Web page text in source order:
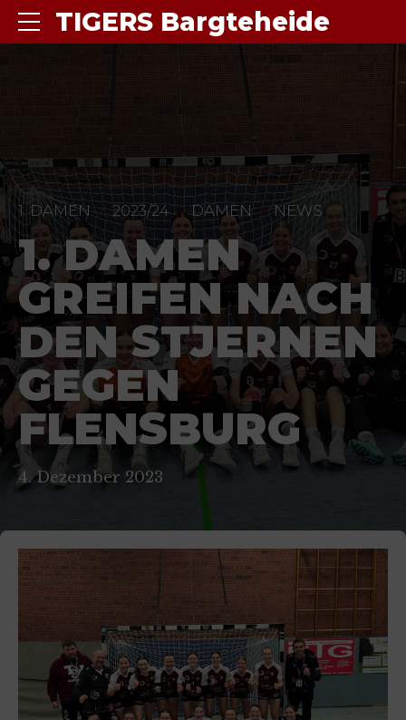
TIGERS Bargteheide
1. DAMEN 2023/24 DAMEN NEWS
1. DAMEN
GREIFEN NACH
DEN STJERNEN
GEGEN
FLENSBURG
4. Dezember 2023